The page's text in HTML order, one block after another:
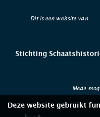
Dit is een website van
Stichting
Mede
Deze website gebruikt